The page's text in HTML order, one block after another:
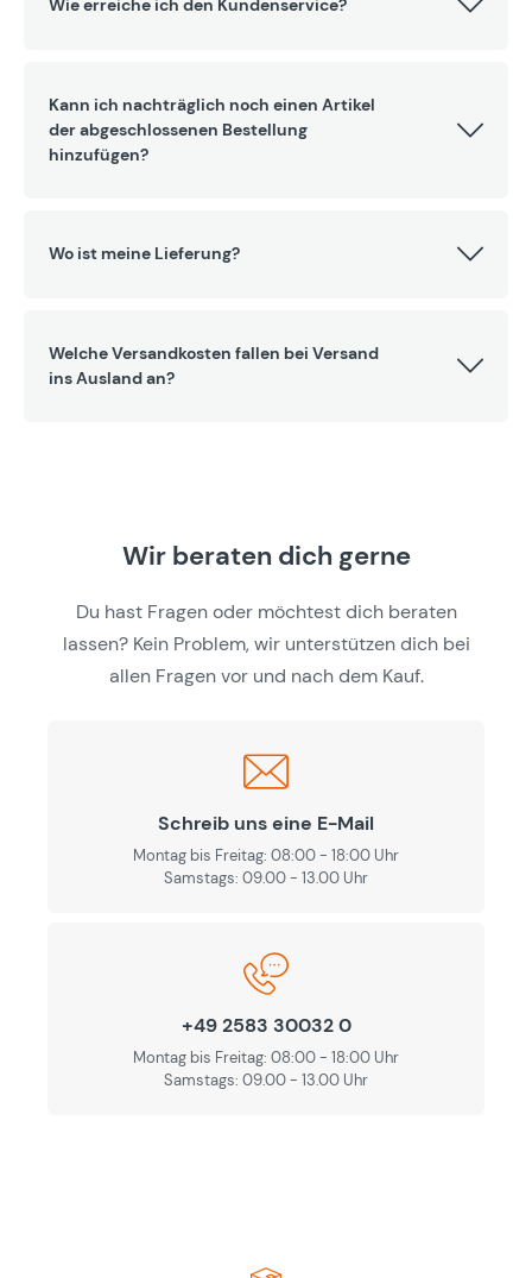
Wie erreiche ich den Kundenservice?
Kann ich nachträglich noch einen Artikel
der abgeschlossenen Bestellung
hinzufügen?
Wo ist meine Lieferung?
Welche Versandkosten fallen bei Versand
ins Ausland an?
Wir beraten dich gerne
Du hast Fragen oder möchtest dich beraten
lassen? Kein Problem, wir unterstützen dich bei
allen Fragen vor und nach dem Kauf.
Schreib uns eine E-Mail
Montag bis Freitag: 08:00 - 18:00 Uhr
Samstags: 09.00 - 13.00 Uhr
+49 2583 30032 0
Montag bis Freitag: 08:00 - 18:00 Uhr
Samstags: 09.00 - 13.00 Uhr